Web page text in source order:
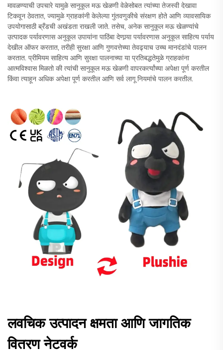
मावळण्याची उपचारे यामुळे सानुकूल मऊ खेळणी वेळेसोबत त्यांच्या तेजस्वी देखावा
टिकवून ठेवतात, ज्यामुळे ग्राहकांनी केलेल्या गुंतवणुकीचे संरक्षण होते आणि व्यावसायिक
उपयोगासाठी ब्रँडची अखंडता राखली जाते. तसेच, अनेक सानुकूल मऊ खेळण्यांचे
उत्पादक पर्यावरणास अनुकूल उपायांना पाठिंबा देणार्‍या पर्यावरणास अनुकूल साहित्य पर्याय
देखील ऑफर करतात, तरीही सुरक्षा आणि गुणवत्तेच्या तेवढ्याच उच्च मानदंडांचे पालन
करतात. प्रीमियम साहित्य आणि सुरक्षा पालनाच्या या प्रतिबद्धतेमुळे ग्राहकांना
आत्मविश्वास मिळतो की त्यांची सानुकूल मऊ खेळणी वापरकर्त्यांच्या अपेक्षा पूर्ण करतील
किंवा त्याहून अधिक अपेक्षा पूर्ण करतील आणि सर्व लागू नियमांचे पालन करतील.
लवचिक उत्पादन क्षमता आणि जागतिक
वितरण नेटवर्क